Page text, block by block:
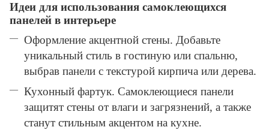
Идеи для использования самоклеющихся
панелей в интерьере
Оформление акцентной стены. Добавьте
уникальный стиль в гостиную или спальню,
выбрав панели с текстурой кирпича или дерева.
Кухонный фартук. Самоклеющиеся панели
защитят стены от влаги и загрязнений, а также
станут стильным акцентом на кухне.